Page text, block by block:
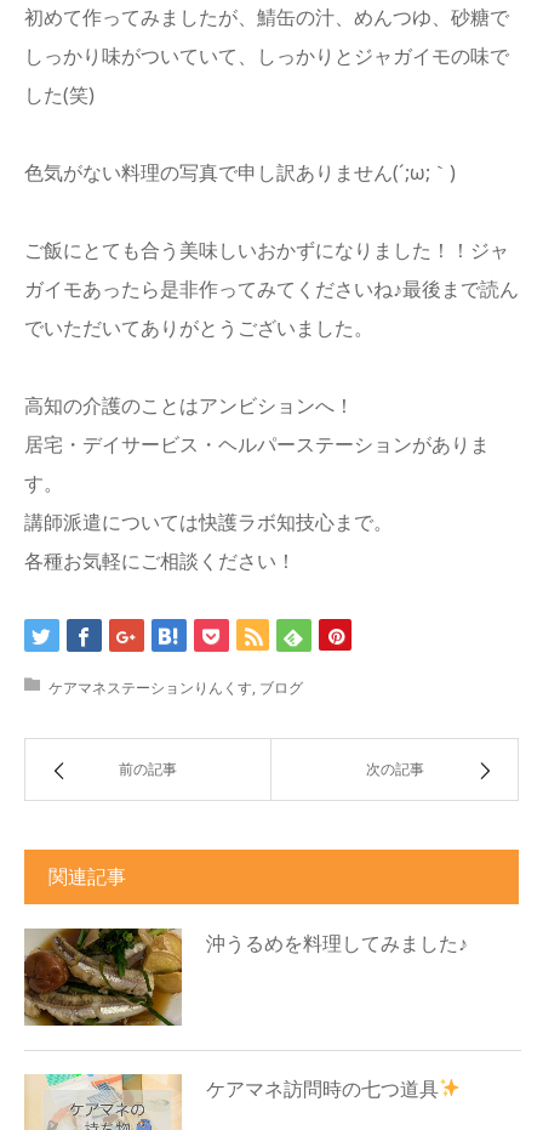
初めて作ってみましたが、鯖缶の汁、めんつゆ、砂糖で
しっかり味がついていて、しっかりとジャガイモの味で
した(笑)
色気がない料理の写真で申し訳ありません(´;ω;｀)
ご飯にとても合う美味しいおかずになりました！！ジャ
ガイモあったら是非作ってみてくださいね♪最後まで読ん
でいただいてありがとうございました。
高知の介護のことはアンビションへ！
居宅・デイサービス・ヘルパーステーションがありま
す。
講師派遣については快護ラボ知技心まで。
各種お気軽にご相談ください！
ケアマネステーションりんくす, ブログ
前の記事 次の記事
関連記事
沖うるめを料理してみました♪
ケアマネ訪問時の七つ道具